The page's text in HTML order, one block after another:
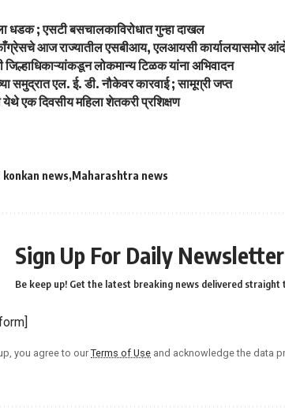
धडक ; एसटी बसचालकाविरोधात गुन्हा दाखल
आज राज्यातील एसबीआय, एलआयसी कार्यालयासमोर
जिल्हाधिकाऱ्यांकडून लोकमान्य टिळक यांना अभिवादन
समुद्रात एल. ई. डी. नौकेवर कारवाई ; सामूग्री जप्त
एक दिवसीय महिला शेतकरी प्रशिक्षण
konkan news Maharashtra news
Sign Up For Daily Newsletter
Be keep up! Get the latest breaking news delivered straight
you agree to our Terms of Use and acknowledge the data